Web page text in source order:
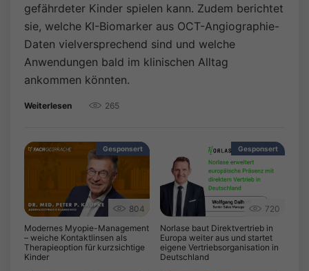
gefährdeter Kinder spielen kann. Zudem berichtet
sie, welche KI-Biomarker aus OCT-Angiographie-
Daten vielversprechend sind und welche
Anwendungen bald im klinischen Alltag
ankommen könnten.
Weiterlesen 265
Gesponsert
804
Modernes Myopie-Management
– weiche Kontaktlinsen als
Therapieoption für kurzsichtige
Kinder
Gesponsert
720
Norlase baut Direktvertrieb in
Europa weiter aus und startet
eigene Vertriebsorganisation in
Deutschland